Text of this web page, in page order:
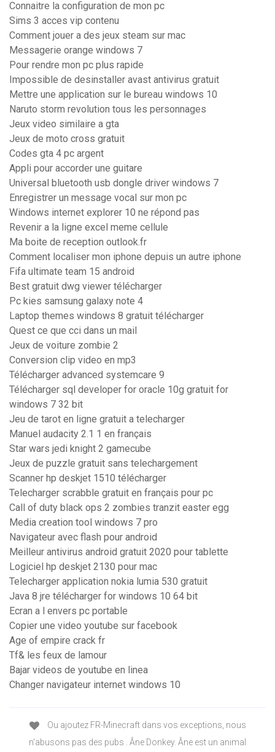
Connaitre la configuration de mon pc
Sims 3 acces vip contenu
Comment jouer a des jeux steam sur mac
Messagerie orange windows 7
Pour rendre mon pc plus rapide
Impossible de desinstaller avast antivirus gratuit
Mettre une application sur le bureau windows 10
Naruto storm revolution tous les personnages
Jeux video similaire a gta
Jeux de moto cross gratuit
Codes gta 4 pc argent
Appli pour accorder une guitare
Universal bluetooth usb dongle driver windows 7
Enregistrer un message vocal sur mon pc
Windows internet explorer 10 ne répond pas
Revenir a la ligne excel meme cellule
Ma boite de reception outlook.fr
Comment localiser mon iphone depuis un autre iphone
Fifa ultimate team 15 android
Best gratuit dwg viewer télécharger
Pc kies samsung galaxy note 4
Laptop themes windows 8 gratuit télécharger
Quest ce que cci dans un mail
Jeux de voiture zombie 2
Conversion clip video en mp3
Télécharger advanced systemcare 9
Télécharger sql developer for oracle 10g gratuit for
windows 7 32 bit
Jeu de tarot en ligne gratuit a telecharger
Manuel audacity 2.1 1 en français
Star wars jedi knight 2 gamecube
Jeux de puzzle gratuit sans telechargement
Scanner hp deskjet 1510 télécharger
Telecharger scrabble gratuit en français pour pc
Call of duty black ops 2 zombies tranzit easter egg
Media creation tool windows 7 pro
Navigateur avec flash pour android
Meilleur antivirus android gratuit 2020 pour tablette
Logiciel hp deskjet 2130 pour mac
Telecharger application nokia lumia 530 gratuit
Java 8 jre télécharger for windows 10 64 bit
Ecran a l envers pc portable
Copier une video youtube sur facebook
Age of empire crack fr
Tf& les feux de lamour
Bajar videos de youtube en linea
Changer navigateur internet windows 10
Ou ajoutez FR-Minecraft dans vos exceptions, nous
n'abusons pas des pubs . Âne Donkey. Âne est un animal